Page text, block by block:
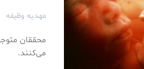
مهدیه وظیفه
محققان
می‌کنند.